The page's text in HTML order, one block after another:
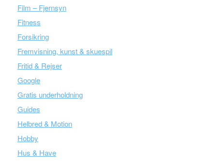
Film – Fjernsyn
Fitness
Forsikring
Fremvisning, kunst & skuespil
Fritid & Rejser
Google
Gratis underholdning
Guides
Helbred & Motion
Hobby
Hus & Have